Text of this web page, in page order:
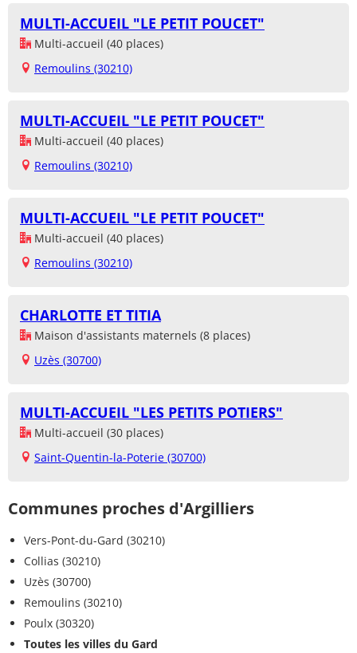
MULTI-ACCUEIL "LE PETIT POUCET"
Multi-accueil (40 places)
Remoulins (30210)
MULTI-ACCUEIL "LE PETIT POUCET"
Multi-accueil (40 places)
Remoulins (30210)
MULTI-ACCUEIL "LE PETIT POUCET"
Multi-accueil (40 places)
Remoulins (30210)
CHARLOTTE ET TITIA
Maison d'assistants maternels (8 places)
Uzès (30700)
MULTI-ACCUEIL "LES PETITS POTIERS"
Multi-accueil (30 places)
Saint-Quentin-la-Poterie (30700)
Communes proches d'Argilliers
Vers-Pont-du-Gard (30210)
Collias (30210)
Uzès (30700)
Remoulins (30210)
Poulx (30320)
Toutes les villes du Gard